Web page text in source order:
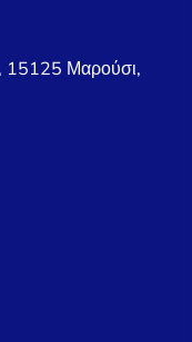
15125 Μαρούσι,